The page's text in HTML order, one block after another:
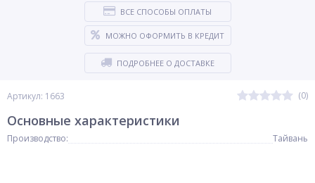
Артикул: 1663 (0)
ВСЕ СПОСОБЫ ОПЛАТЫ
МОЖНО ОФОРМИТЬ В КРЕДИТ
ПОДРОБНЕЕ О ДОСТАВКЕ
Основные характеристики
Производство: Тайвань